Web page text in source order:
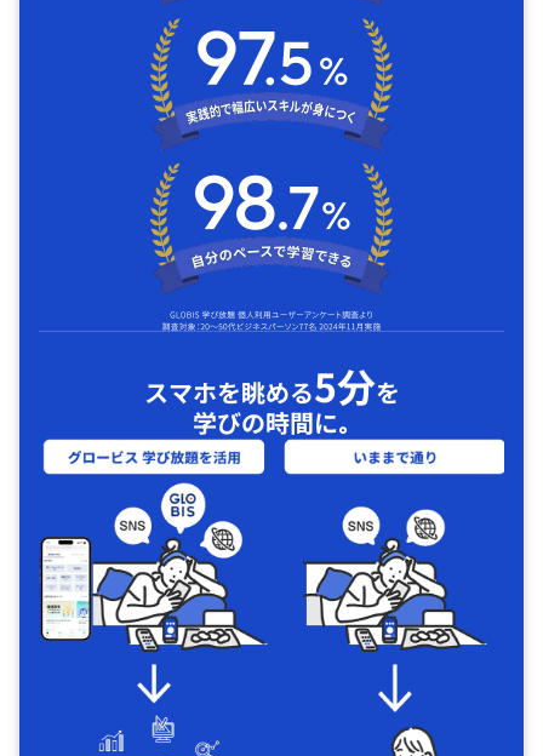
スマホを眺める5分を
学びの時間に｡